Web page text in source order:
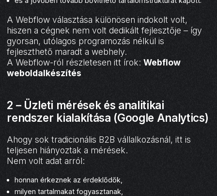
A Webflow választása különösen indokolt volt,
hiszen a cégnek nem volt dedikált fejlesztője – így
gyorsan, utólagos programozás nélkül is
fejleszthető maradt a webhely.
A Webflow-ról részletesen itt írok:Webflow
weboldalkészítés
2 – Üzleti mérések és analitikai
rendszer kialakítása (Google Analytics)
Ahogy sok tradicionális B2B vállalkozásnál, itt is
teljesen hiányoztak a mérések.
Nem volt adat arról:
honnan érkeznek az érdeklődők,
milyen tartalmakat fogyasztanak,